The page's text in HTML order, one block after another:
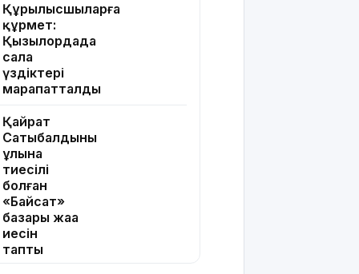
Құрылысшыларға
құрмет:
Қызылордада
сала
үздіктері
марапатталды
Қайрат
Сатыбалдының
ұлына
тиесілі
болған
«Байсат»
базары жаңа
иесін
тапты